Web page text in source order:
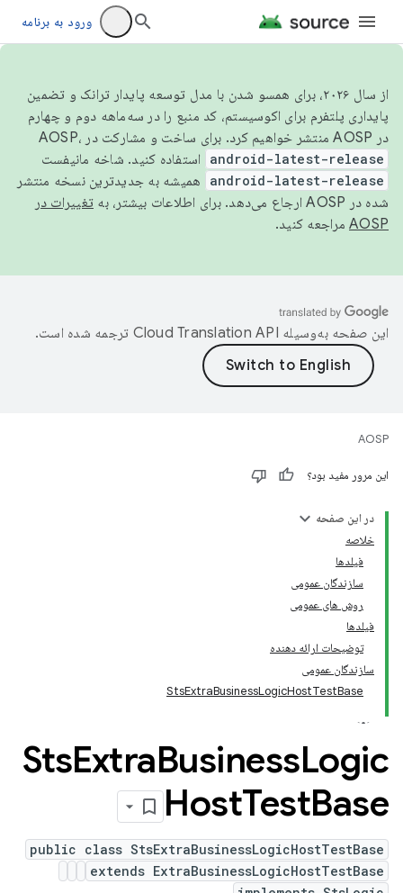
ورود به برنامه
از سال ۲۰۲۶، برای همسو شدن با مدل توسعه پایدار ترانک و تضمین
پایداری پلتفرم برای اکوسیستم، کد منبع را در سه‌ماهه دوم و چهارم
در AOSP منتشر خواهیم کرد. برای ساخت و مشارکت در AOSP،
android-latest-release استفاده کنید. شاخه مانیفست
android-latest-release
همیشه به جدیدترین نسخه منتشر
شده در AOSP ارجاع می‌دهد. برای اطلاعات بیشتر، به
تغییرات در
AOSP مراجعه کنید.
این صفحه به‌وسیله ترجمه شده است.
AOSP
این مرور مفید بود؟
در این صفحه
خلاصه
فیلدها
سازندگان عمومی
روش های عمومی
فیلدها
توضیحات ارائه دهنده
سازندگان عمومی
StsExtraBusinessLogicHostTestBase
StsExtraBusinessLogic
HostTestBase
public class StsExtraBusinessLogicHostTestBase
extends ExtraBusinessLogicHostTestBase